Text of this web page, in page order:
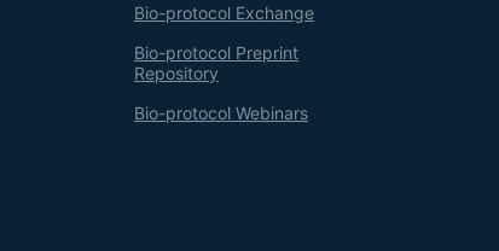
Bio-protocol Exchange
Bio-protocol Preprint
Repository
Bio-protocol Webinars